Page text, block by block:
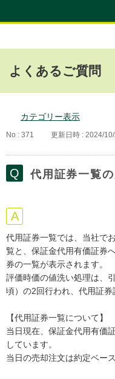
よくあるご質問
カテゴリー表示
No : 371 更新日時 : 2024/
代用証券一覧
代用証券一覧では、当社で
覧と、保証金代用有価証券
券の一覧が表示されます。
評価時価の値洗い処理は、
頃）の2回行われ、代用証券
【代用証券一覧について】
当日現在、保証金代用有価
しています。
当日の売却注文は約定ベー